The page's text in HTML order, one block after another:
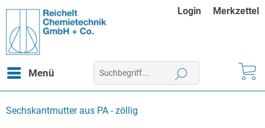
Login Merkzettel
Menü
Sechskantmutter aus PA - zöllig